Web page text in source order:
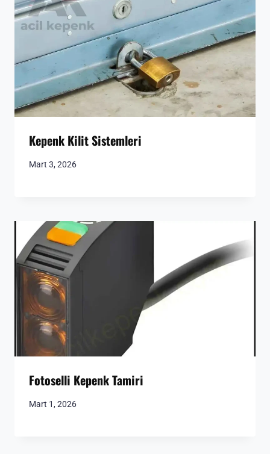
Kepenk Kilit Sistemleri
Mart 3, 2026
Fotoselli Kepenk Tamiri
Mart 1, 2026